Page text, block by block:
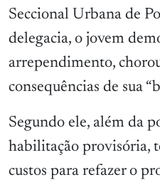
Seccional Urbana de
delegacia, o jovem
arrependimento,
consequências de sua
Segundo ele, além da
habilitação provisória,
custos para refazer o